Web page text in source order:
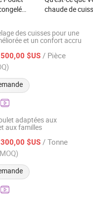
chaude de
protéines
des cuisses pour une
et un confort accru
$US / Pièce
Device Technology
adaptées aux
aux familles
$US / Tonne
Co, Ltd.
2025